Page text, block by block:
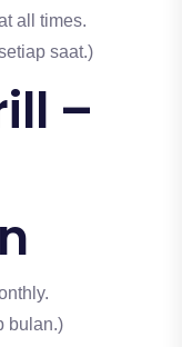
all times.
saat.)
–
bulan.)